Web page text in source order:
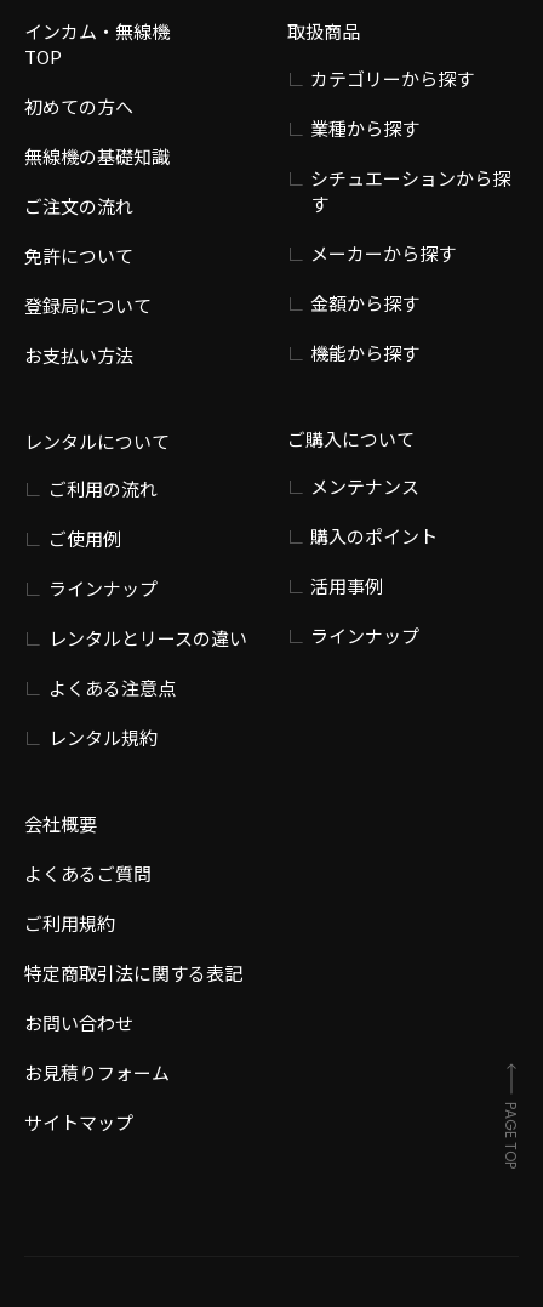
インカム・無線機
TOP
初めての方へ
無線機の基礎知識
ご注文の流れ
免許について
登録局について
お支払い方法
レンタルについて
ご利用の流れ
ご使用例
ラインナップ
レンタルとリースの違い
よくある注意点
レンタル規約
会社概要
よくあるご質問
ご利用規約
特定商取引法に関する表記
お問い合わせ
お見積りフォーム
サイトマップ
取扱商品
カテゴリーから探す
業種から探す
シチュエーションから探
す
メーカーから探す
金額から探す
機能から探す
ご購入について
メンテナンス
購入のポイント
活用事例
ラインナップ
PAGE TOP